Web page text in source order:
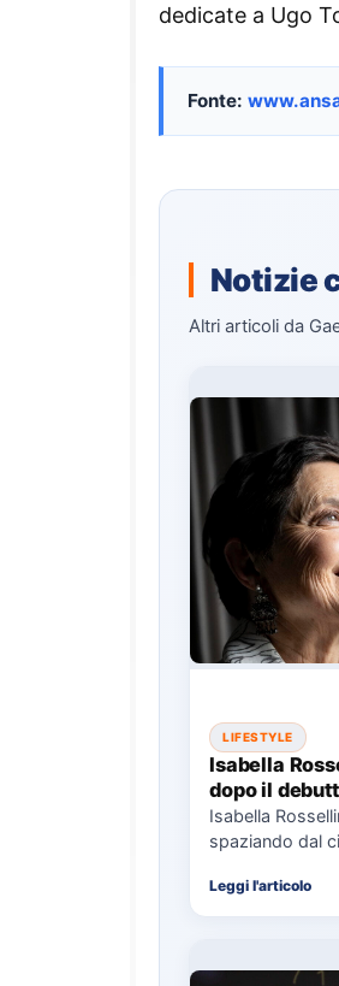
dedicate a Ugo
Fonte:
Notizie
Altri articoli da
LIFESTYLE
Isabella
dopo il
Isabella
spaziando dal
Leggi l'articolo